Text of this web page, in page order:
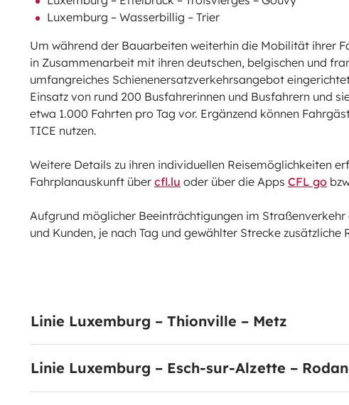
Luxemburg – Wasserbillig – Trier
Um während der Bauarbeiten weiterhin die Mobilität ihrer
in Zusammenarbeit mit ihren deutschen, belgischen und
umfangreiches Schienenersatzverkehrsangebot
Einsatz von rund 200 Busfahrerinnen und Busfahrern und
etwa 1.000 Fahrten pro Tag vor. Ergänzend können
TICE nutzen.
Weitere Details zu ihren individuellen Reisemöglichkeiten
Fahrplanauskunft über cfl.lu oder über die Apps CFL go
Aufgrund möglicher Beeinträchtigungen im Straßenverkehr
und Kunden, je nach Tag und gewählter Strecke zusätzliche
Linie Luxemburg – Thionville – Metz
Linie Luxemburg – Esch-sur-Alzette –